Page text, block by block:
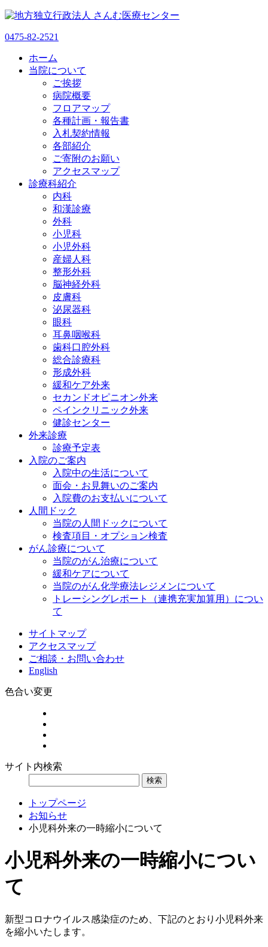
0475-82-2521
ホーム
当院について
ご挨拶
病院概要
フロアマップ
各種計画・報告書
入札契約情報
各部紹介
ご寄附のお願い
アクセスマップ
診療科紹介
内科
和漢診療
外科
小児科
小児外科
産婦人科
整形外科
脳神経外科
皮膚科
泌尿器科
眼科
耳鼻咽喉科
歯科口腔外科
総合診療科
形成外科
緩和ケア外来
セカンドオピニオン外来
ペインクリニック外来
健診センター
外来診療
診療予定表
入院のご案内
入院中の生活について
面会・お見舞いのご案内
入院費のお支払いについて
人間ドック
当院の人間ドックについて
検査項目・オプション検査
がん診療について
当院のがん治療について
緩和ケアについて
当院のがん化学療法レジメンについて
トレーシングレポート（連携充実加算用）につい
て
サイトマップ
アクセスマップ
ご相談・お問い合わせ
English
色合い変更
サイト内検索
検索
トップページ
お知らせ
小児科外来の一時縮小について
小児科外来の一時縮小につい
て
新型コロナウイルス感染症のため、下記のとおり小児科外来
を縮小いたします。